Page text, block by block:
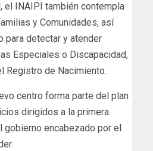
el INAIPI también contempla
y Comunidades, así
para detectar y atender
Especiales o Discapacidad,
Registro de Nacimiento.
centro forma parte del plan
dirigidos a la primera
gobierno encabezado por el